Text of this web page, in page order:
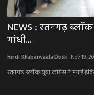
NEWS : रतनगढ़ ब्लॉक
गांधी...
Hindi Khabarwaala Desk Nov 19,
रतनगढ़ ब्लॉक युवा कांग्रेस ने मनाई